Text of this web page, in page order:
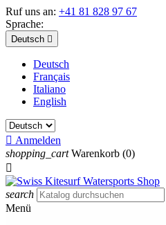
Ruf uns an: +41 81 828 97 67
Sprache:
Deutsch 
Deutsch
Français
Italiano
English
 Anmelden
shopping_cart Warenkorb (0)

search
Menü